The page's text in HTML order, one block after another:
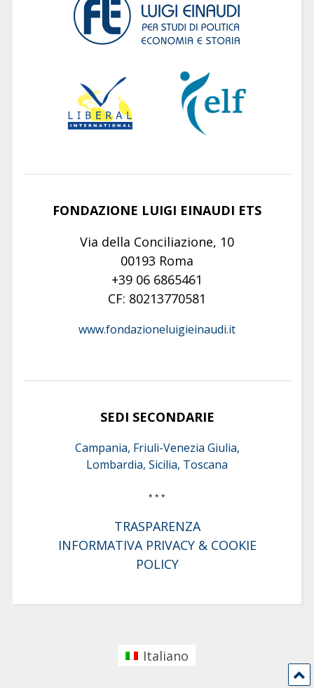
FONDAZIONE LUIGI EINAUDI ETS
Via della Conciliazione, 10
00193 Roma
+39 06 6865461
CF: 80213770581
www.fondazioneluigieinaudi.it
SEDI SECONDARIE
Campania, Friuli-Venezia Giulia,
Lombardia, Sicilia, Toscana
* * *
TRASPARENZA
INFORMATIVA PRIVACY & COOKIE
POLICY
Italiano